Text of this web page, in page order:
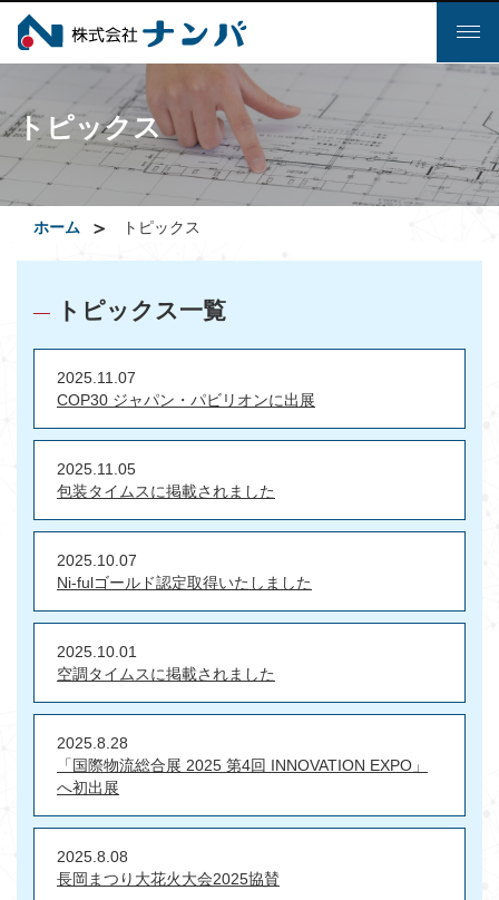
トピックス
ホーム トピックス
― トピックス一覧
2025.11.07
COP30 ジャパン・パビリオンに出展
2025.11.05
包装タイムスに掲載されました
2025.10.07
Ni-fulゴールド認定取得いたしました
2025.10.01
空調タイムスに掲載されました
2025.8.28
「国際物流総合展 2025 第4回 INNOVATION EXPO」
へ初出展
2025.8.08
長岡まつり大花火大会2025協賛